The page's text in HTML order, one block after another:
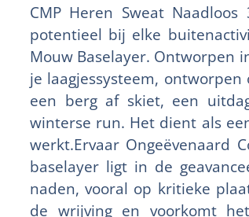
CMP Heren Sweat
potentieel bij elke
Mouw Baselayer. Ontworpen
je laagjessysteem,
een berg af skiet, een
winterse run. Het dient als
werkt.Ervaar Ongeëvenaard
baselayer ligt in de
naden, vooral op kritieke
de wrijving en voorkomt